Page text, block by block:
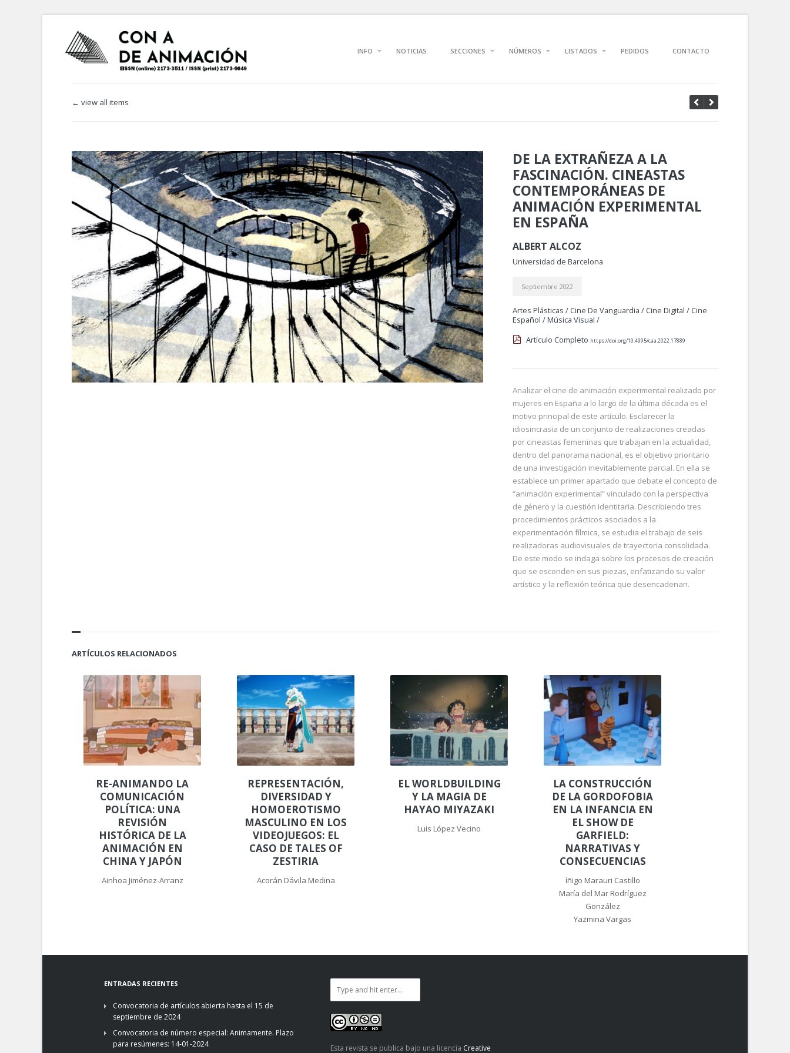
INFO NOTICIAS SECCIONES NÚMEROS LISTADOS PEDIDOS CONTACTO
← view all items
DE LA EXTRAÑEZA A LA
FASCINACIÓN. CINEASTAS
CONTEMPORÁNEAS DE
ANIMACIÓN EXPERIMENTAL
EN ESPAÑA
ALBERT ALCOZ
Universidad de Barcelona
Septiembre 2022
Artes Plásticas / Cine De Vanguardia / Cine Digital / Cine
Español /Música Visual /
Artículo Completo https://doi.org/10.4995/caa.2022.17889
Analizar el cine de animación experimental realizado por
mujeres en España a lo largo de la última década es el
motivo principal de este artículo. Esclarecer la
idiosincrasia de un conjunto de realizaciones creadas
por cineastas femeninas que trabajan en la actualidad,
dentro del panorama nacional, es el objetivo prioritario
de una investigación inevitablemente parcial. En ella se
establece un primer apartado que debate el concepto de
“animación experimental” vinculado con la perspectiva
de género y la cuestión identitaria. Describiendo tres
procedimientos prácticos asociados a la
experimentación fílmica, se estudia el trabajo de seis
realizadoras audiovisuales de trayectoria consolidada.
De este modo se indaga sobre los procesos de creación
que se esconden en sus piezas, enfatizando su valor
artístico y la reflexión teórica que desencadenan.
ARTÍCULOS RELACIONADOS
RE-ANIMANDO LA
COMUNICACIÓN
POLÍTICA: UNA
REVISIÓN
HISTÓRICA DE LA
ANIMACIÓN EN
CHINA Y JAPÓN
Ainhoa Jiménez-Arranz
REPRESENTACIÓN,
DIVERSIDAD Y
HOMOEROTISMO
MASCULINO EN LOS
VIDEOJUEGOS: EL
CASO DE TALES OF
ZESTIRIA
Acorán Dávila Medina
EL WORLDBUILDING
Y LA MAGIA DE
HAYAO MIYAZAKI
Luis López Vecino
LA CONSTRUCCIÓN
DE LA GORDOFOBIA
EN LA INFANCIA EN
EL SHOW DE
GARFIELD:
NARRATIVAS Y
CONSECUENCIAS
íñigo Marauri Castillo
María del Mar Rodríguez
González
Yazmina Vargas
ENTRADAS RECIENTES
Convocatoria de artículos abierta hasta el 15 de
septiembre de 2024
Convocatoria de número especial: Animamente. Plazo
para resúmenes: 14-01-2024
Esta revista se publica bajo una licencia Creative